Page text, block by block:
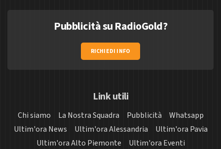
Pubblicità su RadioGold?
RICHIEDI INFO
Link utili
Chi siamo La Nostra Squadra Pubblicità
Whatsapp
Ultim'ora News
Ultim'ora Alessandria
Ultim'ora Pavia
Ultim'ora Alto Piemonte
Ultim'ora Eventi